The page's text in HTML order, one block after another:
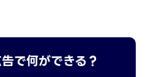
で何ができる？